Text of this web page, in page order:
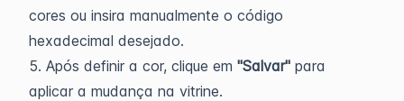
cores ou insira manualmente o código
hexadecimal desejado.
5. Após definir a cor, clique em "Salvar" para
aplicar a mudança na vitrine.